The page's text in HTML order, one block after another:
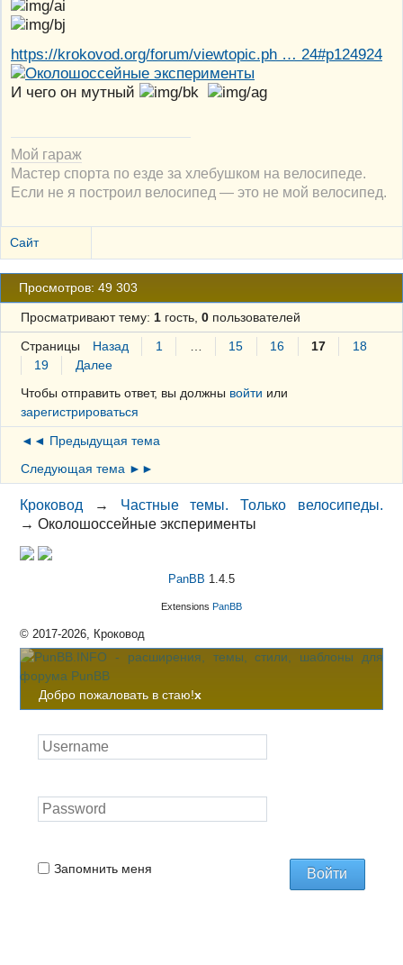
https://krokovod.org/forum/viewtopic.ph … 24#p124924
И чего он мутный
Мой гараж
Мастер спорта по езде за хлебушком на велосипеде.
Если не я построил велосипед — это не мой велосипед.
Сайт
Просмотров: 49 303
Просматривают тему: 1гость, 0пользователей
Страницы Назад 1 15 16 17
18
19
Далее
Чтобы отправить ответ, вы должны войти или
зарегистрироваться
◄◄ Предыдущая тема
Следующая тема ►►
Кроковод → Частные темы. Только велосипеды.
→Околошоссейные эксперименты
PanBB 1.4.5
Extensions PanBB
© 2017-2026, Кроковод
Добро пожаловать в стаю!x
Запомнить меня